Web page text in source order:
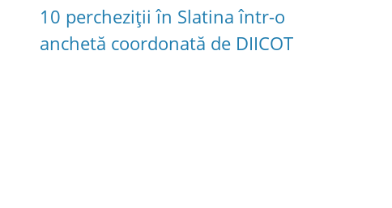
10 percheziții în Slatina într-o
anchetă coordonată de DIICOT